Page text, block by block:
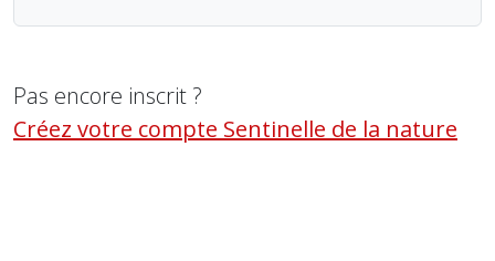
Pas encore inscrit ?
Créez votre compte Sentinelle de la nature